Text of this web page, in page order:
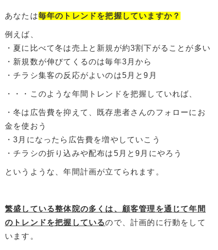
あなたは毎年のトレンドを把握していますか？
例えば、
・夏に比べて冬は売上と新規が約3割下がることが多い
・新規数が伸びてくるのは毎年3月から
・チラシ集客の反応がよいのは5月と9月
・・・このような年間トレンドを把握していれば、
・冬は広告費を抑えて、既存患者さんのフォローにお
金を使おう
・3月になったら広告費を増やしていこう
・チラシの折り込みや配布は5月と9月にやろう
というような、年間計画が立てられます。
繁盛している整体院の多くは、顧客管理を通じて年間
のトレンドを把握しているので、計画的に行動をして
います。